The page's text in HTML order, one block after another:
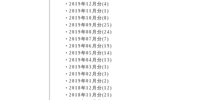
・ 2019年12月分(4)
・ 2019年11月分(1)
・ 2019年10月分(8)
・ 2019年09月分(25)
・ 2019年08月分(24)
・ 2019年07月分(7)
・ 2019年06月分(19)
・ 2019年05月分(14)
・ 2019年04月分(13)
・ 2019年03月分(3)
・ 2019年02月分(3)
・ 2019年01月分(2)
・ 2018年12月分(12)
・ 2018年11月分(21)